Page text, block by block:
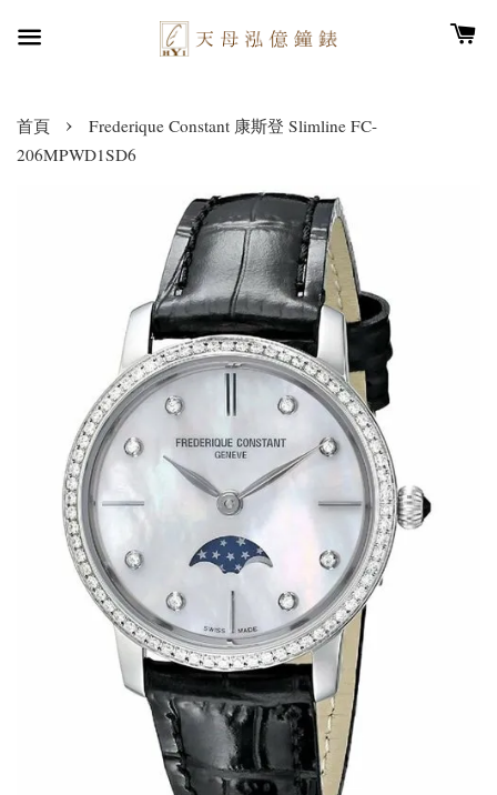
首頁 ›
Frederique Constant 康斯登 Slimline FC-
206MPWD1SD6